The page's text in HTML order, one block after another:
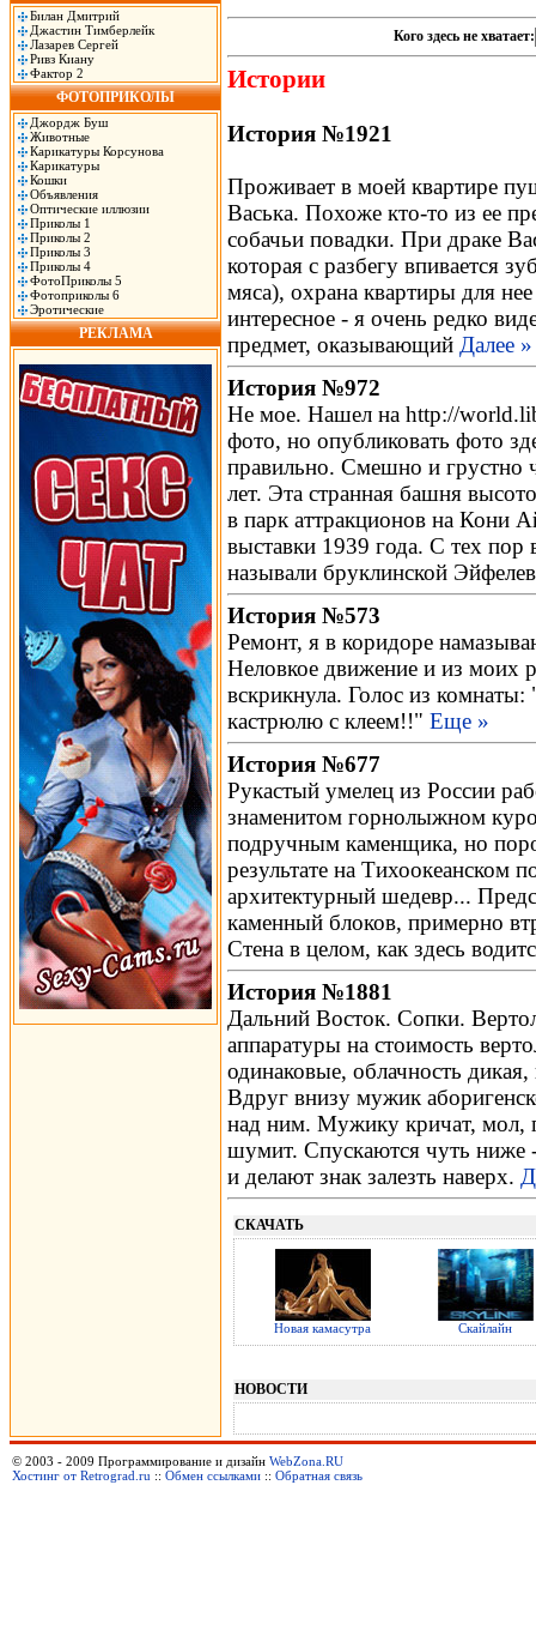
Билан Дмитрий
Джастин Тимберлейк
Лазарев Сергей
Ривз Киану
Фактор 2
ФОТОПРИКОЛЫ
Джордж Буш
Животные
Карикатуры Корсунова
Карикатуры
Кошки
Объявления
Оптические иллюзии
Приколы 1
Приколы 2
Приколы 3
Приколы 4
ФотоПриколы 5
Фотоприколы 6
Эротические
РЕКЛАМА
Кого здесь не хватает:
Истории
История №1921
Проживает в моей квартире
Васька. Похоже кто-то из ее
собачьи повадки. При драке
которая с разбегу впивается
мяса), охрана квартиры для
интересное - я очень редко
предмет, оказывающий Далее »
История №972
Не мое. Нашел на http://
фото, но опубликовать фото
правильно. Смешно и грустно
лет. Эта странная башня
в парк аттракционов на Кони
выставки 1939 года. С тех
называли бруклинской
История №573
Ремонт, я в коридоре
Неловкое движение и из моих
вскрикнула. Голос из
кастрюлю с клеем!!" Еще »
История №677
Рукастый умелец из России
знаменитом горнолыжном
подручным каменщика, но
результате на Тихоокеанском
архитектурный шедевр...
каменный блоков, примерно
Стена в целом, как здесь
История №1881
Дальний Восток. Сопки.
аппаратуры на стоимость
одинаковые, облачность
Вдруг внизу мужик
над ним. Мужику кричат, мол,
шумит. Спускаются чуть
и делают знак залезть наверх.
СКАЧАТЬ
Новая камасутра Скайлайн
НОВОСТИ
© 2003 - 2009 Программирование и дизайн WebZona.RU
Хостинг от Retrograd.ru :: Обмен ссылками :: Обратная связь